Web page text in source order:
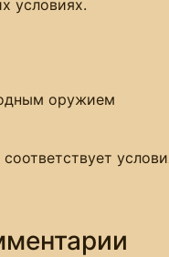
условиях.
оружием